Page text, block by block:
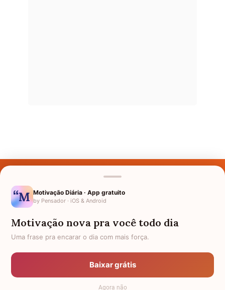
Nomes pelo Mundo
Política de Privacidade
Anuncie
Motivação Diária · App gratuito
by Pensador · iOS & Android
Motivação nova pra você todo dia
Uma frase pra encarar o dia com mais força.
Baixar grátis
Agora não